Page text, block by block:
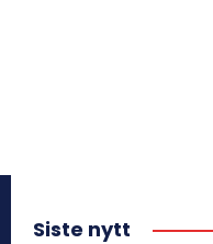
Siste nytt